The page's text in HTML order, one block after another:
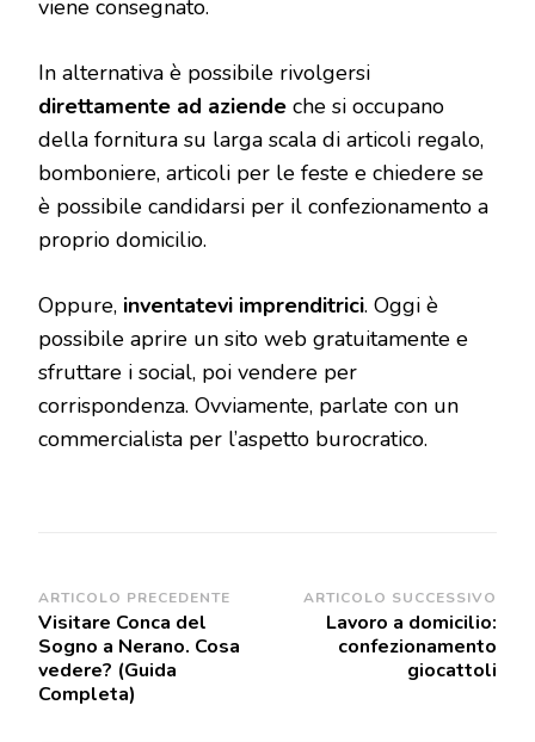
viene consegnato.
In alternativa è possibile rivolgersi
direttamente ad aziende che si occupano
della fornitura su larga scala di articoli regalo,
bomboniere, articoli per le feste e chiedere se
è possibile candidarsi per il confezionamento a
proprio domicilio.
Oppure, inventatevi imprenditrici. Oggi è
possibile aprire un sito web gratuitamente e
sfruttare i social, poi vendere per
corrispondenza. Ovviamente, parlate con un
commercialista per l’aspetto burocratico.
Navigazione
articoli
ARTICOLO PRECEDENTE
Visitare Conca del
Sogno a Nerano. Cosa
vedere? (Guida
Completa)
ARTICOLO SUCCESSIVO
Lavoro a domicilio:
confezionamento
giocattoli